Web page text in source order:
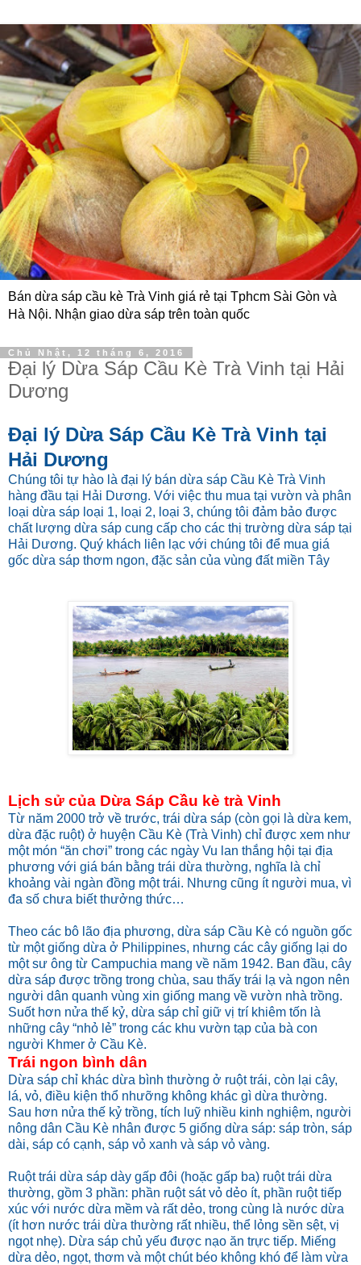
Bán dừa sáp cầu kè Trà Vinh giá rẻ tại Tphcm Sài Gòn và
Hà Nội. Nhận giao dừa sáp trên toàn quốc
Chủ Nhật, 12 tháng 6, 2016
Đại lý Dừa Sáp Cầu Kè Trà Vinh tại Hải
Dương
Đại lý Dừa Sáp Cầu Kè Trà Vinh tại
Hải Dương
Chúng tôi tự hào là đại lý bán dừa sáp Cầu Kè Trà Vinh
hàng đầu tại Hải Dương. Với việc thu mua tại vườn và phân
loại dừa sáp loại 1, loại 2, loại 3, chúng tôi đảm bảo được
chất lượng dừa sáp cung cấp cho các thị trường dừa sáp tại
Hải Dương. Quý khách liên lạc với chúng tôi để mua giá
gốc dừa sáp thơm ngon, đặc sản của vùng đất miền Tây
Lịch sử của Dừa Sáp Cầu kè trà Vinh
Từ năm 2000 trở về trước, trái dừa sáp (còn gọi là dừa kem,
dừa đặc ruột) ở huyện Cầu Kè (Trà Vinh) chỉ được xem như
một món “ăn chơi” trong các ngày Vu lan thắng hội tại địa
phương với giá bán bằng trái dừa thường, nghĩa là chỉ
khoảng vài ngàn đồng một trái. Nhưng cũng ít người mua, vì
đa số chưa biết thưởng thức…
Theo các bô lão địa phương, dừa sáp Cầu Kè có nguồn gốc
từ một giống dừa ở Philippines, nhưng các cây giống lại do
một sư ông từ Campuchia mang về năm 1942. Ban đầu, cây
dừa sáp được trồng trong chùa, sau thấy trái lạ và ngon nên
người dân quanh vùng xin giống mang về vườn nhà trồng.
Suốt hơn nửa thế kỷ, dừa sáp chỉ giữ vị trí khiêm tốn là
những cây “nhỏ lẻ” trong các khu vườn tạp của bà con
người Khmer ở Cầu Kè.
Trái ngon bình dân
Dừa sáp chỉ khác dừa bình thường ở ruột trái, còn lại cây,
lá, vỏ, điều kiện thổ nhưỡng không khác gì dừa thường.
Sau hơn nửa thế kỷ trồng, tích luỹ nhiều kinh nghiệm, người
nông dân Cầu Kè nhân được 5 giống dừa sáp: sáp tròn, sáp
dài, sáp có cạnh, sáp vỏ xanh và sáp vỏ vàng.
Ruột trái dừa sáp dày gấp đôi (hoặc gấp ba) ruột trái dừa
thường, gồm 3 phần: phần ruột sát vỏ dẻo ít, phần ruột tiếp
xúc với nước dừa mềm và rất dẻo, trong cùng là nước dừa
(ít hơn nước trái dừa thường rất nhiều, thể lỏng sền sệt, vị
ngọt nhẹ). Dừa sáp chủ yếu được nạo ăn trực tiếp. Miếng
dừa dẻo, ngọt, thơm và một chút béo không khó để làm vừa